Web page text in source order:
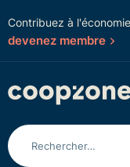
Contribuez à
devenez membre